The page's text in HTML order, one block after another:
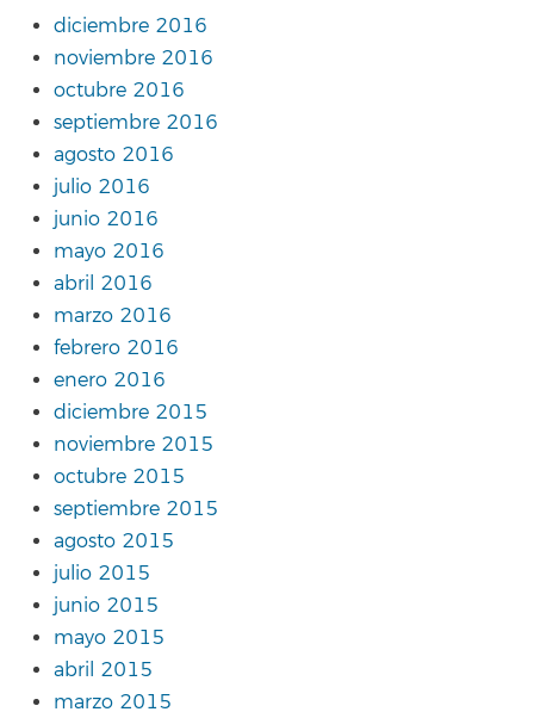
diciembre 2016
noviembre 2016
octubre 2016
septiembre 2016
agosto 2016
julio 2016
junio 2016
mayo 2016
abril 2016
marzo 2016
febrero 2016
enero 2016
diciembre 2015
noviembre 2015
octubre 2015
septiembre 2015
agosto 2015
julio 2015
junio 2015
mayo 2015
abril 2015
marzo 2015